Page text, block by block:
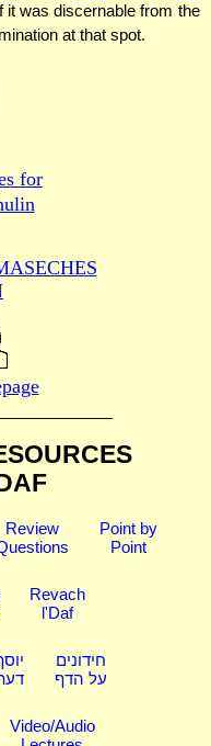
it was discernable from the
at that spot.
for
Review
Point by
Point
Revach
l'Daf
חידונים
על הדף
Video/Audio